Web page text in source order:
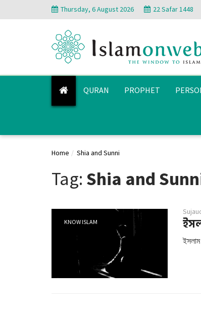
Thursday, 6 August 2026 22 Safar 1448
QURAN PROPHET
Home Shia and Sunni
Tag: Shia and
KNOW ISLAM